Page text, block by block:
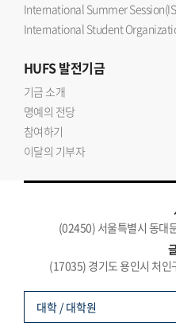
International Summer
International Student
HUFS발전기금
기금 소개
명예의 전당
참여하기
이달의 기부자
(02450) 서울특별시 동대
(17035) 경기도 용인시 처
대학 / 대학원